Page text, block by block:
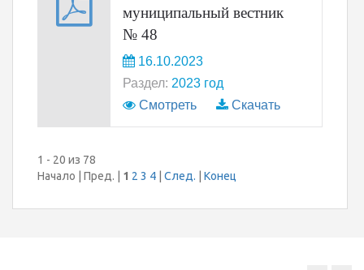
муниципальный вестник
№ 48
16.10.2023
Раздел: 2023 год
Смотреть
Скачать
1 - 20 из 78
Начало | Пред. | 1 2 3 4 След. Конец